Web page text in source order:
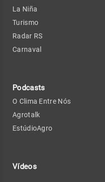
La Niña
Turismo
Radar RS
Carnaval
Podcasts
O Clima Entre Nós
Agrotalk
EstúdioAgro
Vídeos